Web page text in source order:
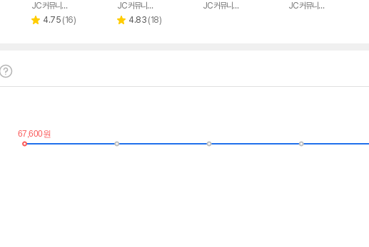
JC커뮤니케이션
별 4.75 리
(16)
JC커뮤니케이션
별 4.83 리
(18)
JC커뮤니케이션 JC커뮤니케이션
최